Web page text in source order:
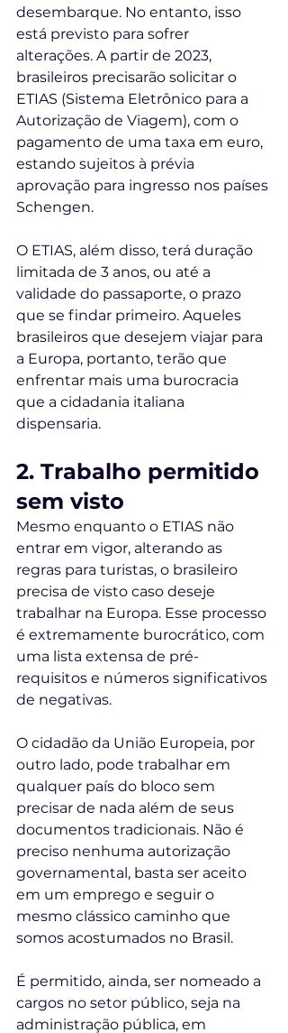
desembarque. No entanto, isso
está previsto para sofrer
alterações. A partir de 2023,
brasileiros precisarão solicitar o
ETIAS (Sistema Eletrônico para a
Autorização de Viagem), com o
pagamento de uma taxa em euro,
estando sujeitos à prévia
aprovação para ingresso nos países
Schengen.
O ETIAS, além disso, terá duração
limitada de 3 anos, ou até a
validade do passaporte, o prazo
que se findar primeiro. Aqueles
brasileiros que desejem viajar para
a Europa, portanto, terão que
enfrentar mais uma burocracia
que a cidadania italiana
dispensaria.
2. Trabalho permitido
sem visto
Mesmo enquanto o ETIAS não
entrar em vigor, alterando as
regras para turistas, o brasileiro
precisa de visto caso deseje
trabalhar na Europa. Esse processo
é extremamente burocrático, com
uma lista extensa de pré-
requisitos e números significativos
de negativas.
O cidadão da União Europeia, por
outro lado, pode trabalhar em
qualquer país do bloco sem
precisar de nada além de seus
documentos tradicionais. Não é
preciso nenhuma autorização
governamental, basta ser aceito
em um emprego e seguir o
mesmo clássico caminho que
somos acostumados no Brasil.
É permitido, ainda, ser nomeado a
cargos no setor público, seja na
administração pública, em